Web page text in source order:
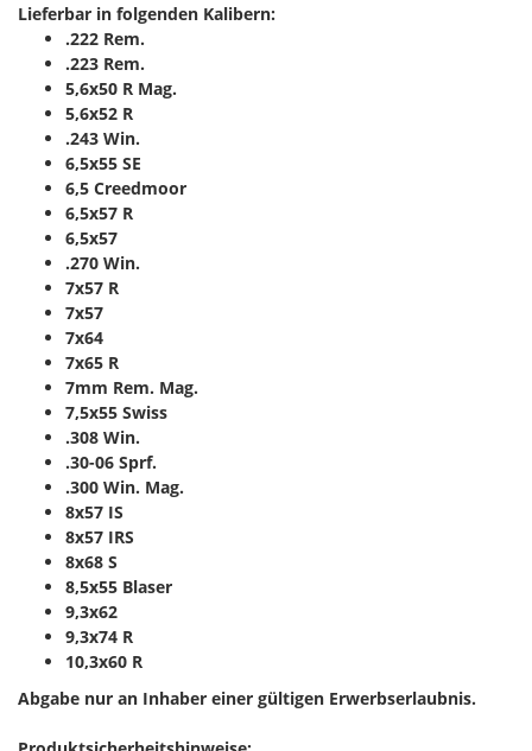
Lieferbar in folgenden Kalibern:
.222 Rem.
.223 Rem.
5,6x50 R Mag.
5,6x52 R
.243 Win.
6,5x55 SE
6,5 Creedmoor
6,5x57 R
6,5x57
.270 Win.
7x57 R
7x57
7x64
7x65 R
7mm Rem. Mag.
7,5x55 Swiss
.308 Win.
.30-06 Sprf.
.300 Win. Mag.
8x57 IS
8x57 IRS
8x68 S
8,5x55 Blaser
9,3x62
9,3x74 R
10,3x60 R
Abgabe nur an Inhaber einer gültigen Erwerbserlaubnis.